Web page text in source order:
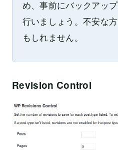
め、事前にバックアッ
行いましょう。不安な
もしれません。
Revision Control